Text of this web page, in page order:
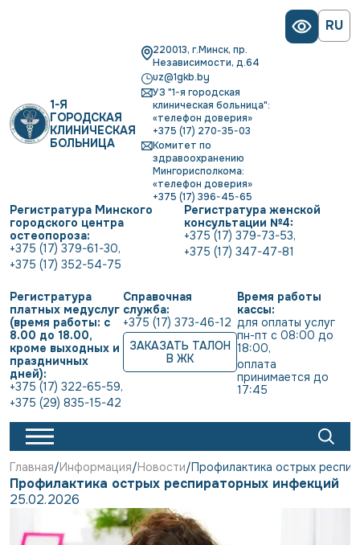
RU
1-Я
ГОРОДСКАЯ
КЛИНИЧЕСКАЯ
БОЛЬНИЦА
220013, г.Минск, пр.
Независимости, д.64
uz@1gkb.by
УЗ "1-я городская
клиническая больница":
«телефон доверия»
+375 (17) 270-35-03
Комитет по
здравоохранению
Мингорисполкома:
«телефон доверия»
+375 (17) 396-45-65
Регистратура Минского
городского центра
остеопороза:
+375 (17) 379-61-30,
+375 (17) 352-54-75
Регистратура женской
консультации №4:
+375 (17) 379-73-53,
+375 (17) 347-47-81
Регистратура
платных медуслуг
(время работы: с
8.00 до 18.00,
кроме выходных и
праздничных
дней):
+375 (17) 322-65-59,
+375 (29) 835-15-42
Справочная
служба:
+375 (17) 373-46-12
ЗАКАЗАТЬ ТАЛОН
В ЖК
Время работы
кассы:
для оплаты услуг
пн-пт с 08:00 до
18:00,
оплата
принимается до
17:45
Главная Информация Новости Профилактика острых
Профилактика острых респираторных инфекций
25.02.2026